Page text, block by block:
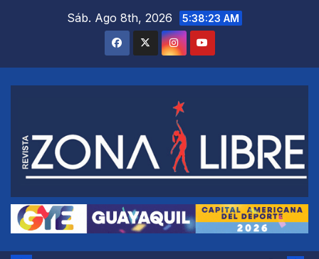
Sáb. Ago 8th, 2026 5:38:24 AM